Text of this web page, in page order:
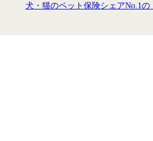
犬・猫のペット保険シェアNo.1